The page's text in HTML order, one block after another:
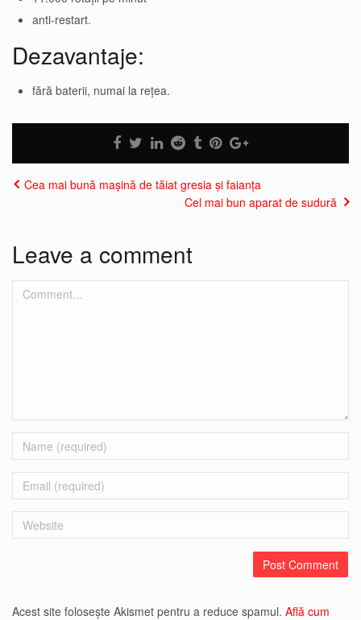
anti-restart.
Dezavantaje:
fără baterii, numai la rețea.
Cea mai bună mașină de tăiat gresia și faianța
Cel mai bun aparat de sudură
Leave a comment
Comment...
Name
Email
Website
Acest site folosește Akismet pentru a reduce spamul. Află cum